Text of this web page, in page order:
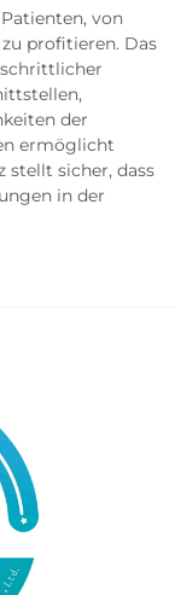
von
profitieren. Das
der
ermöglicht
stellt sicher, dass
in der